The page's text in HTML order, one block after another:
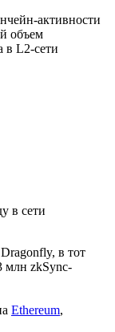
активности
объем
в L2-сети
в сети
в тот
млн zkSync-
Ethereum,